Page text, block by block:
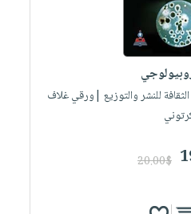
للنشر والتوزيع |ورقي غلاف
20.00$